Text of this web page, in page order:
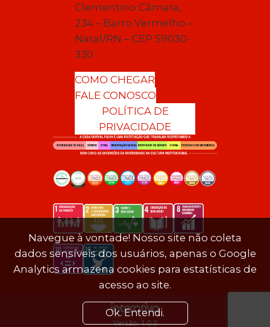
Clementino Câmara,
234 – Barro Vermelho –
Natal/RN – CEP 59030-
330
COMO CHEGAR
FALE CONOSCO
POLÍTICA DE
PRIVACIDADE
Versão: 1.0.0
Navegue à vontade! Nosso site não coleta
dados sensíveis dos usuários, apenas o Google
Analytics armazena cookies para estatísticas de
acesso ao site.
Ok. Entendi.